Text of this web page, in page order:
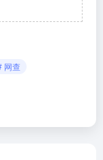
网查